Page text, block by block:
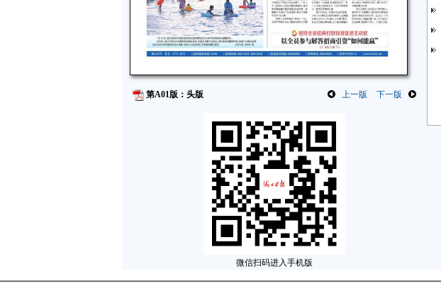
第A01版：头版 上一版 下一版
微信扫码进入手机版